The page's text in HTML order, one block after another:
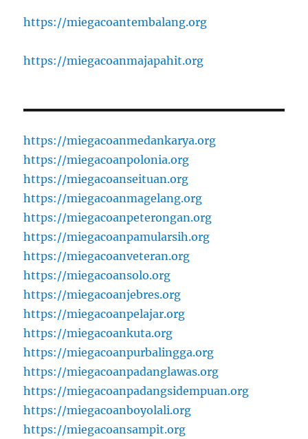
https://miegacoantembalang.org
https://miegacoanmajapahit.org
https://miegacoanmedankarya.org
https://miegacoanpolonia.org
https://miegacoanseituan.org
https://miegacoanmagelang.org
https://miegacoanpeterongan.org
https://miegacoanpamularsih.org
https://miegacoanveteran.org
https://miegacoansolo.org
https://miegacoanjebres.org
https://miegacoanpelajar.org
https://miegacoankuta.org
https://miegacoanpurbalingga.org
https://miegacoanpadanglawas.org
https://miegacoanpadangsidempuan.org
https://miegacoanboyolali.org
https://miegacoansampit.org